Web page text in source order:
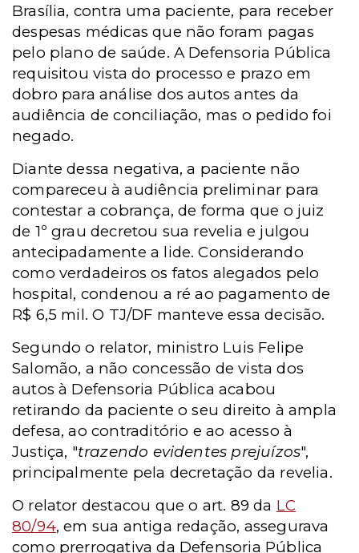
Brasília, contra uma paciente, para receber
despesas médicas que não foram pagas
pelo plano de saúde. A Defensoria Pública
requisitou vista do processo e prazo em
dobro para análise dos autos antes da
audiência de conciliação, mas o pedido foi
negado.
Diante dessa negativa, a paciente não
compareceu à audiência preliminar para
contestar a cobrança, de forma que o juiz
de 1º grau decretou sua revelia e julgou
antecipadamente a lide. Considerando
como verdadeiros os fatos alegados pelo
hospital, condenou a ré ao pagamento de
R$ 6,5 mil. O TJ/DF manteve essa decisão.
Segundo o relator, ministro Luis Felipe
Salomão, a não concessão de vista dos
autos à Defensoria Pública acabou
retirando da paciente o seu direito à ampla
defesa, ao contraditório e ao acesso à
Justiça, "trazendo evidentes prejuízos",
principalmente pela decretação da revelia.
O relator destacou que o art. 89 da LC
80/94, em sua antiga redação, assegurava
como prerrogativa da Defensoria Pública